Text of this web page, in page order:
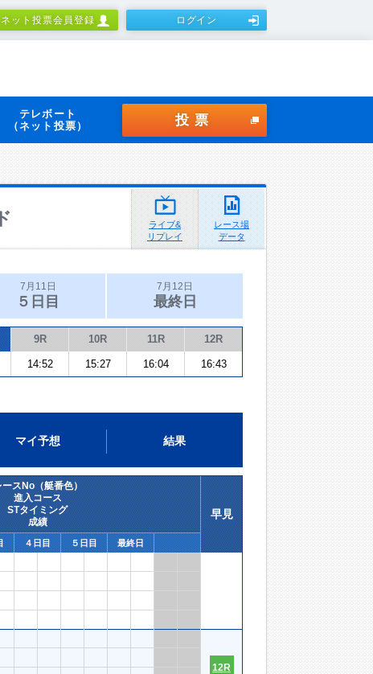
ネット投票会員登録 ログイン
テレボート
（ネット投票）
投票
ライブ&
リプレイ
レース場
データ
7月11日
５日目
7月12日
最終日
9R 10R 11R 12R
14:52 15:27 16:04 16:43
マイ予想 結果
ースNo（艇番色）
進入コース
STタイミング
成績
早見
４日目 ５日目 最終日
12R